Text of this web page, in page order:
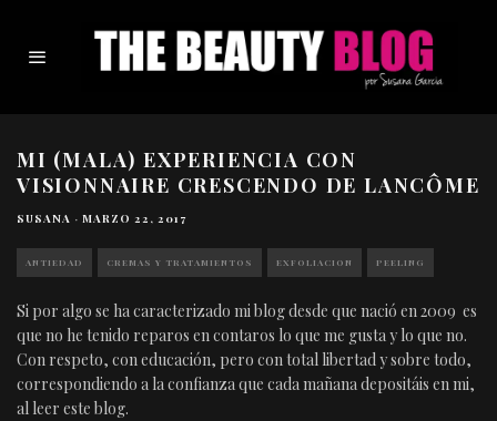
MI (MALA) EXPERIENCIA CON
VISIONNAIRE CRESCENDO DE LANCÔME
SUSANA · MARZO 22, 2017
ANTIEDAD CREMAS Y TRATAMIENTOS EXFOLIACION PEELING
Si por algo se ha caracterizado mi blog desde que nació en 2009 es
que no he tenido reparos en contaros lo que me gusta y lo que no.
Con respeto, con educación, pero con total libertad y sobre todo,
correspondiendo a la confianza que cada mañana depositáis en mi,
al leer este blog.